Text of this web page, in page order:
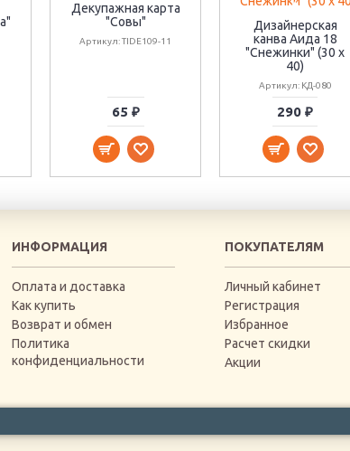
Декупажная карта
"Совы"
Артикул: TIDE109-11
65 ₽
Дизайнерская
канва Аида 18
"Снежинки" (30 х
40)
Артикул: КД-080
290 ₽
ИНФОРМАЦИЯ
Оплата и доставка
Как купить
Возврат и обмен
Политика
конфиденциальности
ПОКУПАТЕЛЯМ
Личный кабинет
Регистрация
Избранное
Расчет скидки
Акции